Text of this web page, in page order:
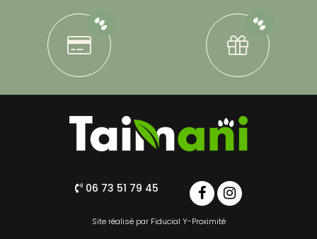
06 73 51 79 45
Site réalisé par Fiducial Y-Proximité